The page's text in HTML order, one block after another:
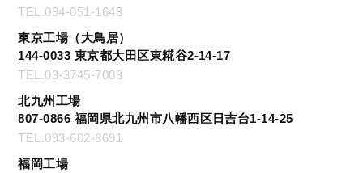
TEL.094-051-1648
東京工場（大鳥居）
144-0033 東京都大田区東糀谷2-14-17
TEL.03-3745-7008
北九州工場
807-0866 福岡県北九州市八幡西区日吉台1-14-25
TEL.093-602-8691
福岡工場